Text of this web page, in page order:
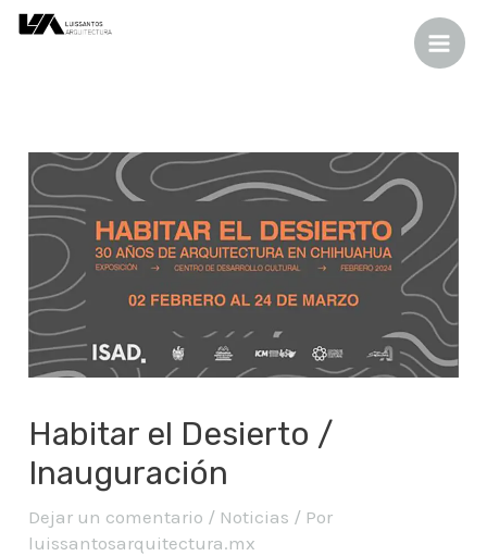
Habitar el Desierto /
Inauguración
Dejar un comentario / Noticias / Por
luissantosarquitectura.mx
de